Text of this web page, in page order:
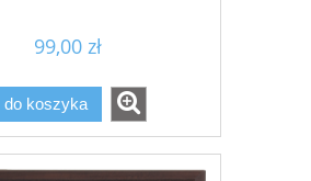
99,00 zł
do koszyka